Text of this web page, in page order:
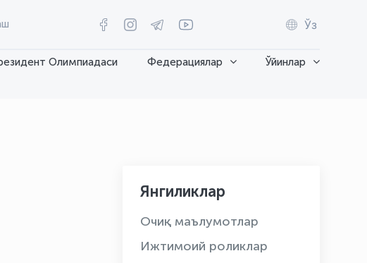
Ўз
Олимпиадаси Федерациялар
Ўйинлар
Янгиликлар
Очиқ маълумотлар
Ижтимоий роликлар
OLYMPCHIK AI - yordamchi